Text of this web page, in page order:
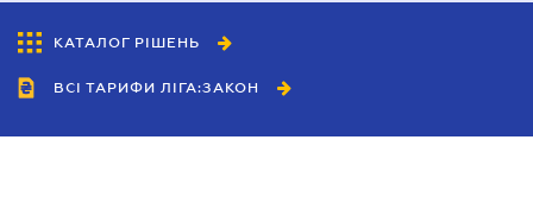
КАТАЛОГ РІШЕНЬ
ВСІ ТАРИФИ ЛІГА:ЗАКОН